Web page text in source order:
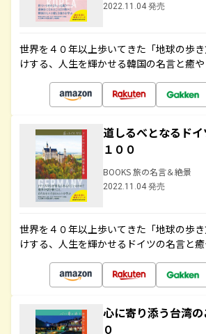
2022.11.04 発売
世界を４０年以上歩いてきた「地球の歩
けする、人生を輝かせる韓国の名言と癒
道しるべとなるド
１００
BOOKS 旅の名言＆絶景
2022.11.04 発売
世界を４０年以上歩いてきた「地球の歩
けする、人生を輝かせるドイツの名言と
心に寄り添う台湾
０